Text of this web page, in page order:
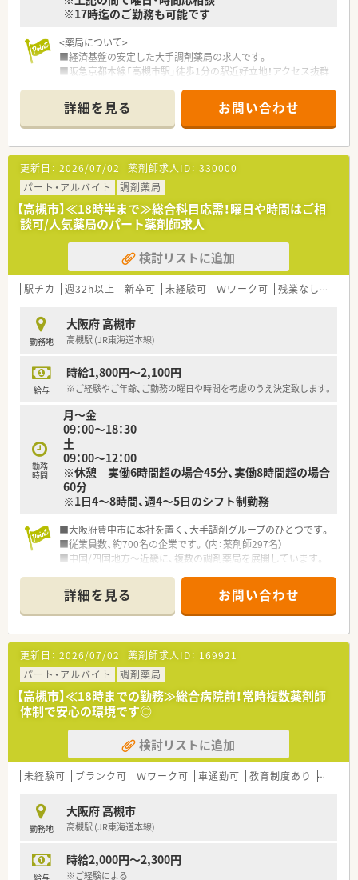
⇒新人同士ペアになって服薬指導のロールプレイをしたり、実際
つけます。
■オーベン・ネーベン制
⇒新人（ネーベン）に指導役の先輩（オーベン）がマンツーマンで1
年間指導する制度。
配属店舗内の、なるべく年齢の近い先輩が指導役につきます。
２年目以降は自らがオーベンとなって後輩を育てながら、学んだ
知識を復習します。
■15ステップアップ研修
⇒薬学知識や店舗管理知識を5年間で段階的に学んでいくe-
Learning研修。
疾患や薬剤の基礎知識、主要医薬品300品目マスターから始ま
り、在宅医療やOTC、管理者としての知識まで、幅広いカリキュ
ラムを継続的に学んでいきます。
≪システム化が進んでいます！≫
■業務効率化の為、自社開発をした全店舗共通の調剤システムを
導入しています。
最新の情報や現場で働く薬剤師の声をもとに随時更新していま
■調剤機器に関しましても、応需している処方箋の傾向に合わせ
て薬局ごとに必要な調剤機器の積極的な導入をおこなっていま
す。
ちが安心して業務できるようなサポートが整っています。
※17時迄のご勤務も可能です
<薬局について>
■経済基盤の安定した大手調剤薬局の求人です。
■阪急京都本線「高槻市駅」徒歩1分の駅近好立地！アクセス抜群
<こんな方にオススメ>
■17時までのご勤務を叶えたい方
■軽量科目メインで落ち着いた環境で働きたいかた
■大手調剤薬局の安定した経済基盤で、腰を据えて長く勤務した
い方
＼こんな企業です／
○全国に1,000店舗以上を展開する大手調剤薬局です。
○東京大学病院をはじめ全国の病院の敷地内に薬局を持ってい
ます。
病診薬連携を強化することで、地域にお住いの患者様に高度な
医療の提供を実現しています。
○全店「同一の機械・システム」を採用しており、且つ処方箋の応
ので、
スキルUPしたい方にはお勧めもです。
○長期就業＆自己研讃を続ける事で給与があがる仕組みになっ
○インターネットを使って処方薬の飲み方を遠隔指導する「オン
ライン服薬指導」、
店舗でデザインの一新。
M&Aによる店舗拡大と業界のリーディングカンパニーとして
成長を続けています。
○どの店舗も、最新システムが整っています！
＼研修制度／
○各種研修制度充実！（入社時研修、新任薬局長研修、薬局長研
認定薬剤師取得支援制度、各種学会参加、大学院奨学資金制
度、他）
海外研修を含めて50種類以上の研修プログラムで社員の成長
をサポートしてくれます。
〇個別の教育プログラムによってスキルアップをサポート！
新入社員研修、フォローアップ研修、マネジメント研修と段階
を追って
5年の教育プログラムを実施しています。
＼福利厚生／
〇「社員第一主義」を掲げている同社では、福利厚生面が手厚く
年間休日120日以上、「連続休暇制度（年に1回、最大9連休を取
得できる制度）」等
プライベートも充実出来る様にワークライフバランスを後押
ししてくれる制度が充実しています。
〇社員割引制度、財形貯蓄制度、スポーツジム優待等が受けられ
る他、
提携の保養施設は全国に40ヵ所あります。
スの実績!
産休、育休取得はもちろんのこと、育児短時間勤務制度を実施
育児休業より復帰後、1日最大2時間短縮して勤務できる制度
法律では3歳までですが、同社では小学校就学時までの期間利
詳細を見る お問い合わせ
更新日： 2026/07/02 薬剤師求人ID： 330000
パート・アルバイト
調剤薬局
【高槻市】≪18時半まで≫総合科目応需！曜日や時間はご相
談可/人気薬局のパート薬剤師求人
検討リストに追加
駅チカ 週32h以上 新卒可 未経験可 Ｗワーク可 残業なし(ほぼなし含む)
勤務地
大阪府 高槻市
高槻駅 (JR東海道本線)
給与
時給1,800円～2,100円
※ご経験やご年齢、ご勤務の曜日や時間を考慮のうえ決定致します。
勤務
時間
月～金
09：00～18：30
土
09：00～12：00
※休憩 実働6時間超の場合45分、実働8時間超の場合
60分
※1日4～8時間、週4～5日のシフト制勤務
■大阪府豊中市に本社を置く、大手調剤グループのひとつです。
■従業員数、約700名の企業です。（内：薬剤師297名）
■中国/四国地方～近畿に、複数の調剤薬局を展開しています。
詳細を見る お問い合わせ
更新日： 2026/07/02 薬剤師求人ID： 169921
パート・アルバイト
調剤薬局
【高槻市】≪18時までの勤務≫総合病院前！常時複数薬剤師
体制で安心の環境です◎
検討リストに追加
未経験可 ブランク可 Ｗワーク可 車通勤可 教育制度あり シフト
勤務地
大阪府 高槻市
高槻駅 (JR東海道本線)
給与
時給2,000円～2,300円
※ご経験による